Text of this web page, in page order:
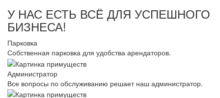
У НАС ЕСТЬ ВСЁ ДЛЯ УСПЕШНОГО
БИЗНЕСА!
Парковка
Собственная парковка для удобства арендаторов.
Администратор
Все вопросы по обслуживанию решает наш администратор.